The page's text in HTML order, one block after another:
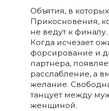
Объятия, в
Прикосновения,
не ведут к
Когда исчезает
форсирование и
партнера,
расслабление, а
желание.
танцует между
женщиной.